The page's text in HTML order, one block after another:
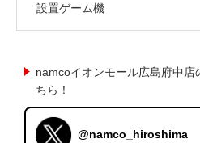
設置ゲーム機
namcoイオンモール広島府中店
ちら！
@namco_hiroshima